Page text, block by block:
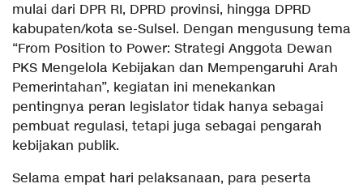
mulai dari DPR RI, DPRD provinsi, hingga DPRD
kabupaten/kota se-Sulsel. Dengan mengusung tema
“From Position to Power: Strategi Anggota Dewan
PKS Mengelola Kebijakan dan Mempengaruhi Arah
Pemerintahan”, kegiatan ini menekankan
pentingnya peran legislator tidak hanya sebagai
pembuat regulasi, tetapi juga sebagai pengarah
kebijakan publik.
Selama empat hari pelaksanaan, para peserta